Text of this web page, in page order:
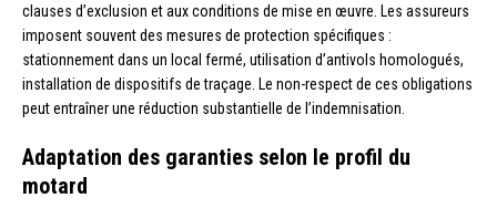
clauses d’exclusion et aux conditions de mise en œuvre. Les assureurs
imposent souvent des mesures de protection spécifiques :
stationnement dans un local fermé, utilisation d’antivols homologués,
installation de dispositifs de traçage. Le non-respect de ces obligations
peut entraîner une réduction substantielle de l’indemnisation.
Adaptation des garanties selon le profil du
motard